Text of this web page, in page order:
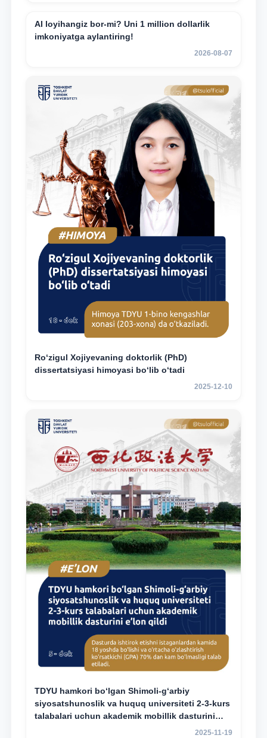
AI loyihangiz bor-mi? Uni 1 million dollarlik
imkoniyatga aylantiring!
2026-08-07
Ro‘zigul Xojiyevaning doktorlik (PhD)
dissertatsiyasi himoyasi bo‘lib o‘tadi
2025-12-10
TDYU hamkori bo‘lgan Shimoli-g‘arbiy
siyosatshunoslik va huquq universiteti 2-3-kurs
talabalari uchun akademik mobillik dasturini
2025-11-19